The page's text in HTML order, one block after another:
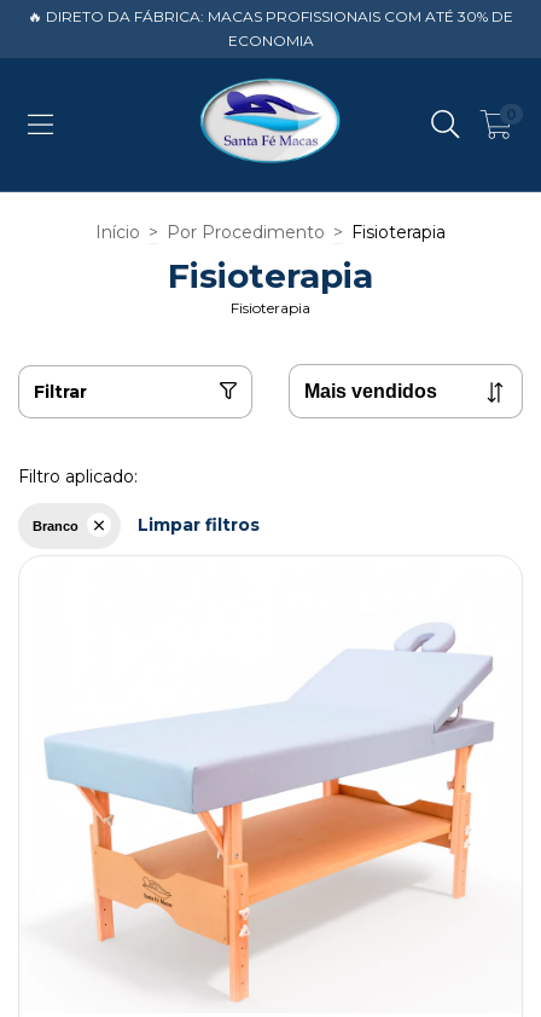
🔥 DIRETO DA FÁBRICA: MACAS PROFISSIONAIS COM ATÉ 30% DE
ECONOMIA
0
Início > Por Procedimento > Fisioterapia
Fisioterapia
Fisioterapia
Filtrar
Filtro aplicado:
Branco Limpar filtros